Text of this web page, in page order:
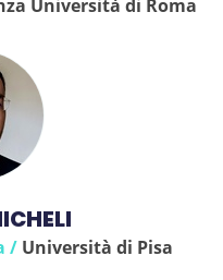
Università di Roma
/ Università di Pisa